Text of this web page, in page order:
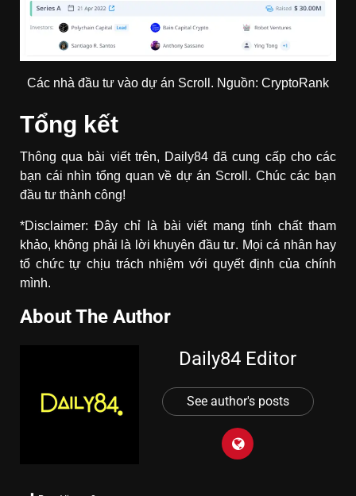
Các nhà đầu tư vào dự án Scroll. Nguồn: CryptoRank
Tổng kết
Thông qua bài viết trên, Daily84 đã cung cấp cho các
bạn cái nhìn tổng quan về dự án Scroll. Chúc các bạn
đầu tư thành công!
*Disclaimer: Đây chỉ là bài viết mang tính chất tham
khảo, không phải là lời khuyên đầu tư. Mọi cá nhân hay
tổ chức tự chịu trách nhiệm với quyết định của chính
mình.
About The Author
Daily84 Editor
See author's posts